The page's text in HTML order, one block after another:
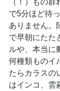
（！）もの
で5分ほど待
ありません。
で早朝にたた
ルや、本当に
何種類ものイ
たらカラスの
はインコ、雲